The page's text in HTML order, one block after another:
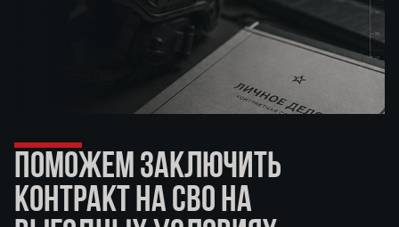
ПОМОЖЕМ ЗАКЛЮЧИТЬ
КОНТРАКТ НА СВО НА